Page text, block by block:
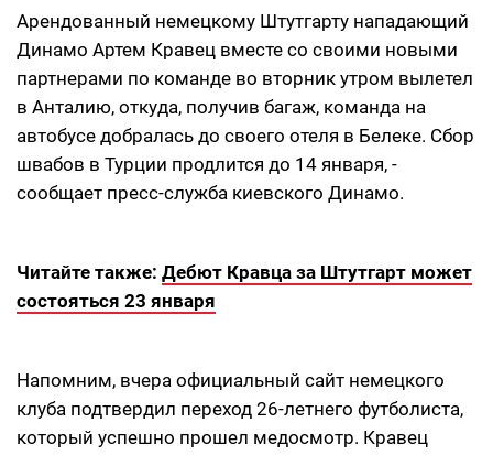
Арендованный немецкому Штутгарту нападающий
Динамо Артем Кравец вместе со своими новыми
партнерами по команде во вторник утром вылетел
в Анталию, откуда, получив багаж, команда на
автобусе добралась до своего отеля в Белеке. Сбор
швабов в Турции продлится до 14 января, -
сообщает пресс-служба киевского Динамо.
Читайте также: Дебют Кравца за Штутгарт может
состояться 23 января
Напомним, вчера официальный сайт немецкого
клуба подтвердил переход 26-летнего футболиста,
который успешно прошел медосмотр. Кравец